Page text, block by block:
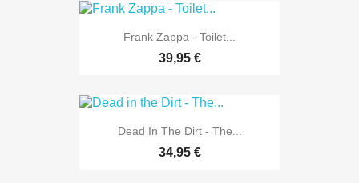
Frank Zappa - Toilet...
39,95 €
Dead In The Dirt - The...
34,95 €